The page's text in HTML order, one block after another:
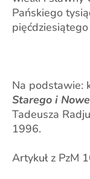
Pańskiego
Na podstawie:
Starego i
Tadeusza
1996.
Artykuł z PzM